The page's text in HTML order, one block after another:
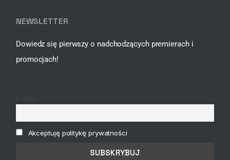
NEWSLETTER
Dowiedz się pierwszy o nadchodzących premierach i
promocjach!
Akceptuję politykę prywatności